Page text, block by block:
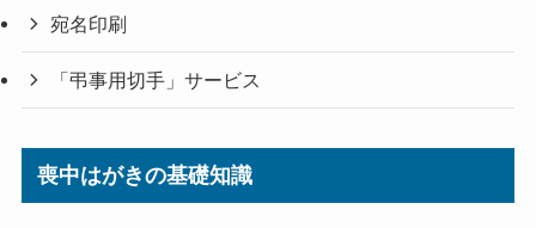
宛名印刷
「弔事用切手」サービス
喪中はがきの基礎知識